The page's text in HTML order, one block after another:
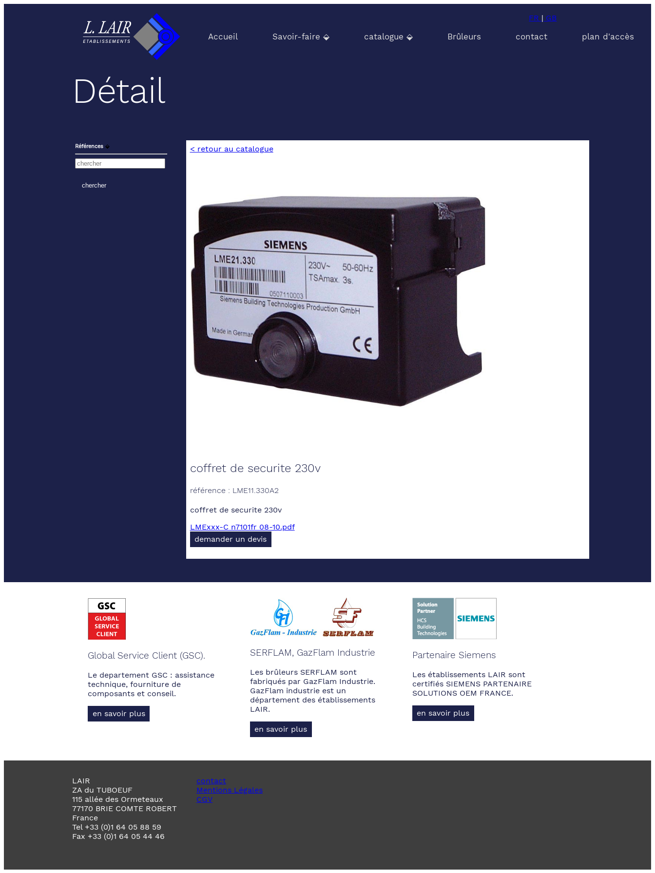
FR | GB
Accueil Savoir-faire ⬙ catalogue ⬙ Brûleurs contact plan d'accès
Détail
Références ⬙ < retour au catalogue
coffret de securite 230v
référence : LME11.330A2
coffret de securite 230v
LMExxx-C n7101fr 08-10.pdf
demander un devis
Global Service Client (GSC).
Le departement GSC : assistance
technique, fourniture de
composants et conseil.
en savoir plus
SERFLAM, GazFlam Industrie
Les brûleurs SERFLAM sont
fabriqués par GazFlam Industrie.
GazFlam industrie est un
département des établissements
LAIR.
en savoir plus
Partenaire Siemens
Les établissements LAIR sont
certifiés SIEMENS PARTENAIRE
SOLUTIONS OEM FRANCE.
en savoir plus
LAIR
ZA du TUBOEUF
115 allée des Ormeteaux
77170 BRIE COMTE ROBERT
France
Tel +33 (0)1 64 05 88 59
Fax +33 (0)1 64 05 44 46
contact
Mentions Légales
CGV